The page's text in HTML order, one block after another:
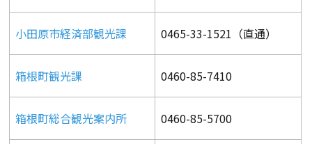
小田原市経済部観光課 0465-33-1521（直通）
箱根町観光課 0460-85-7410
箱根町総合観光案内所 0460-85-5700